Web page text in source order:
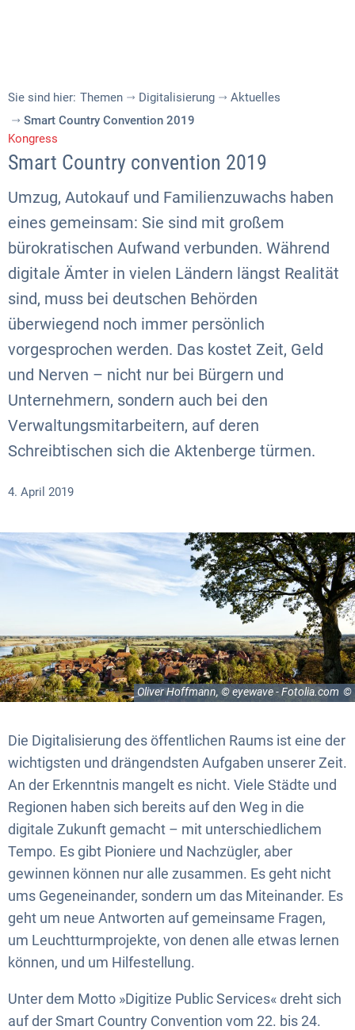
Sie sind hier: Themen Digitalisierung
Aktuelles
Smart Country Convention 2019
Kongress
Smart Country convention 2019
Umzug, Autokauf und Familienzuwachs haben
eines gemeinsam: Sie sind mit großem
bürokratischen Aufwand verbunden. Während
digitale Ämter in vielen Ländern längst Realität
sind, muss bei deutschen Behörden
überwiegend noch immer persönlich
vorgesprochen werden. Das kostet Zeit, Geld
und Nerven – nicht nur bei Bürgern und
Unternehmern, sondern auch bei den
Verwaltungsmitarbeitern, auf deren
Schreibtischen sich die Aktenberge türmen.
4. April 2019
Oliver Hoffmann, © eyewave - Fotolia.com
Die Digitalisierung des öffentlichen Raums ist eine der
wichtigsten und drängendsten Aufgaben unserer Zeit.
An der Erkenntnis mangelt es nicht. Viele Städte und
Regionen haben sich bereits auf den Weg in die
digitale Zukunft gemacht – mit unterschiedlichem
Tempo. Es gibt Pioniere und Nachzügler, aber
gewinnen können nur alle zusammen. Es geht nicht
ums Gegeneinander, sondern um das Miteinander. Es
geht um neue Antworten auf gemeinsame Fragen,
um Leuchtturmprojekte, von denen alle etwas lernen
können, und um Hilfestellung.
Unter dem Motto »Digitize Public Services« dreht sich
auf der Smart Country Convention vom 22. bis 24.